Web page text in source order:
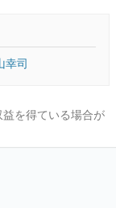
幸司
を得ている場合が